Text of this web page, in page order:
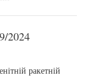
2024
ракетній